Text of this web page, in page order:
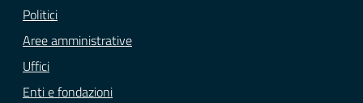
Politici
Aree amministrative
Uffici
Enti e fondazioni